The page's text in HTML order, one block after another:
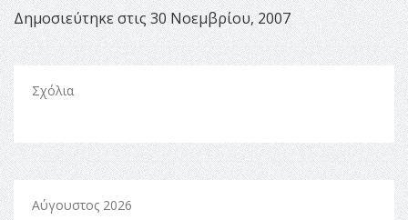
Δημοσιεύτηκε στις 30 Νοεμβρίου, 2007
Σχόλια
Αύγουστος 2026